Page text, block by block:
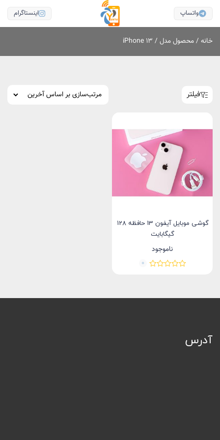
واتساپ اینستاگرام
خانه / محصول مدل / iPhone ۱۳
فیلتر
گوشی موبایل آیفون 13 حافظه 128
گیگابایت
ناموجود
0
آدرس